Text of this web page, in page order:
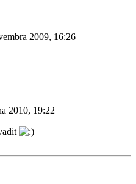
2009, 16:26
2010, 19:22